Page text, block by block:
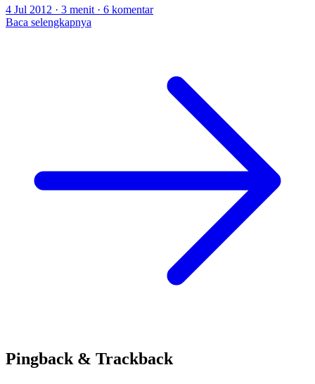
4 Jul 2012 · 3 menit · 6 komentar
Baca selengkapnya
Pingback & Trackback